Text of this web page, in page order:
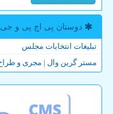
دوستان پی اچ پی و
تبلیغات انتخابات مجلس
مستر گرین وال | مجری و طراح